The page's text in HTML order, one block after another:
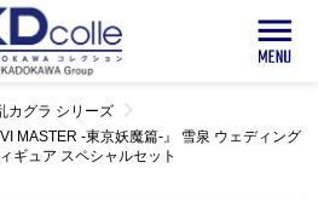
カグラ シリーズchevron_right
MASTER -東京妖魔篇-』 雪泉 ウェディング
ギュア スペシャルセット